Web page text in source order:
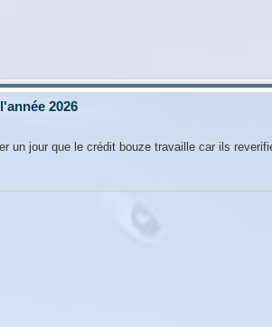
2026
un jour que le crédit bouze travaille car ils